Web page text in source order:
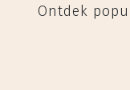
Ontdek